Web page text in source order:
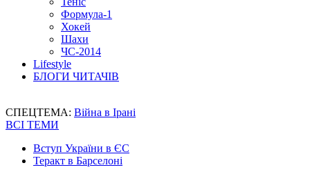
Формула-1
Хокей
Шахи
ЧС-2014
Lifestyle
БЛОГИ ЧИТАЧІВ
СПЕЦТЕМА: Війна в Ірані
ВСІ ТЕМИ
Вступ України в ЄС
Теракт в Барселоні